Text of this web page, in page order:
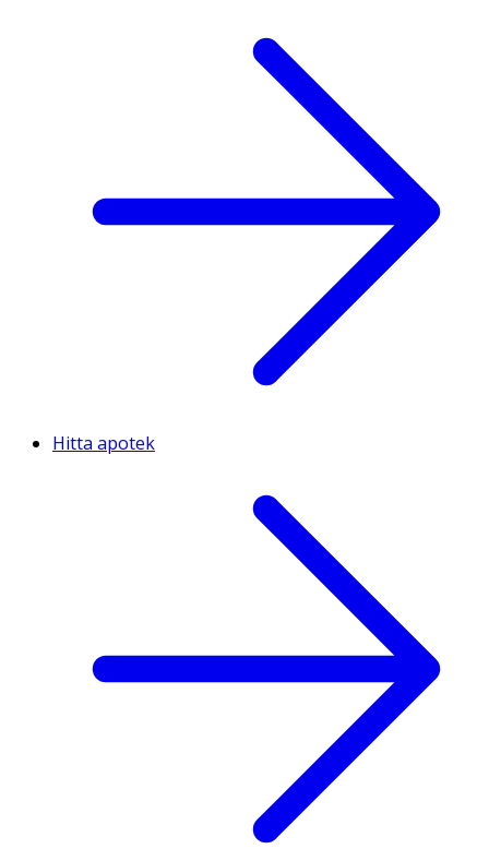
Hitta apotek